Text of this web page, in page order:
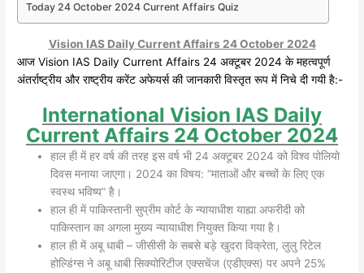
Today 24 October 2024 Current Affairs Quiz
Vision IAS Daily Current Affairs 24 October 2024
आज Vision IAS Daily Current Affairs 24 अक्टूबर 2024 के महत्वपूर्ण
अंतर्राष्ट्रीय और राष्ट्रीय करेंट अफेयर्स की जानकारी विस्तृत रूप में निचे दी गयी है:-
International Vision IAS Daily
Current Affairs 24 October 2024
हाल ही में हर वर्ष की तरह इस वर्ष भी 24 अक्टूबर 2024 को विश्व पोलियो
दिवस मनाया जाएगा। 2024 का विषय: “माताओं और बच्चों के लिए एक
स्वस्थ भविष्य” है।
हाल ही में पाकिस्तानी सुप्रीम कोर्ट के न्यायाधीश याह्या अफरीदी को
पाकिस्तान का अगला मुख्य न्यायाधीश नियुक्त किया गया है।
हाल ही में अबू धाबी – जीसीसी के सबसे बड़े खुदरा विक्रेता, लुलु रिटेल
होल्डिंग्स ने अबू धाबी सिक्योरिटीज एक्सचेंज (एडीएक्स) पर अपने 25%